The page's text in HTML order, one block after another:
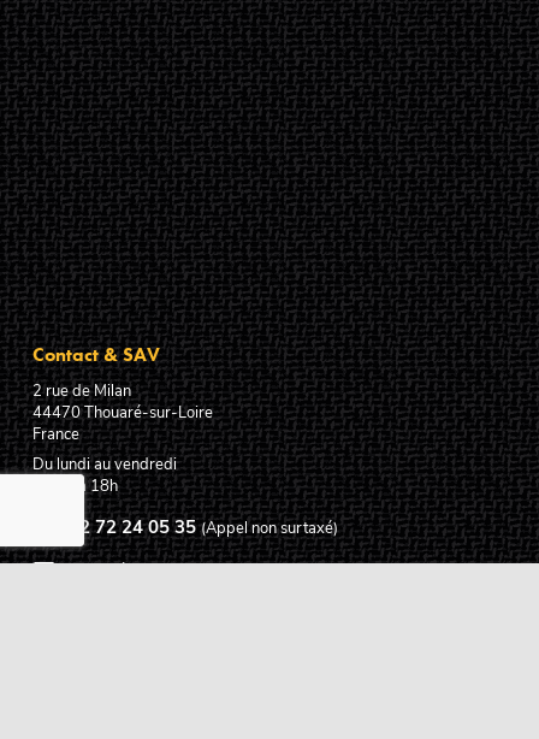
Contact & SAV
2 rue de Milan
44470Thouaré-sur-Loire
France
Du lundi au vendredi
De 9h à 18h
02 72 24 05 35 (Appel non surtaxé)
NOUS ÉCRIRE